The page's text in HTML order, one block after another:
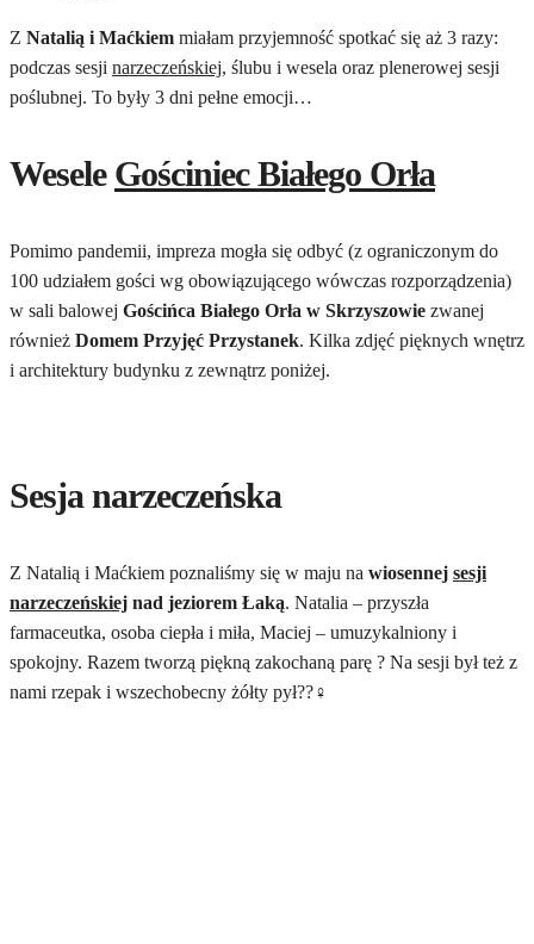
Z Natalią i Maćkiem miałam przyjemność spotkać się aż 3 razy:
podczas sesji narzeczeńskiej, ślubu i wesela oraz plenerowej sesji
poślubnej. To były 3 dni pełne emocji…
Wesele Gościniec Białego Orła
Pomimo pandemii, impreza mogła się odbyć (z ograniczonym do
100 udziałem gości wg obowiązującego wówczas rozporządzenia)
w sali balowej Gościńca Białego Orła w Skrzyszowie zwanej
również Domem Przyjęć Przystanek. Kilka zdjęć pięknych wnętrz
i architektury budynku z zewnątrz poniżej.
Sesja narzeczeńska
Z Natalią i Maćkiem poznaliśmy się w maju na wiosennej sesji
narzeczeńskiej nad jeziorem Łaką. Natalia – przyszła
farmaceutka, osoba ciepła i miła, Maciej – umuzykalniony i
spokojny. Razem tworzą piękną zakochaną parę ? Na sesji był też z
nami rzepak i wszechobecny żółty pył??‍♀️